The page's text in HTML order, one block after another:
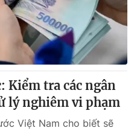
Kiểm tra các ngân
lý nghiêm vi phạm
Việt Nam cho biết sẽ